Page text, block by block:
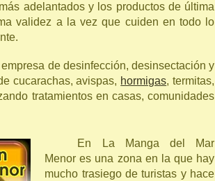
adelantados y los productos de última
validez a la vez que cuiden en todo lo
de desinfección, desinsectación y
cucarachas, avispas, hormigas, termitas,
tratamientos en casas, comunidades
En La Manga del Mar
Menor es una zona en la que hay
mucho trasiego de turistas y hace